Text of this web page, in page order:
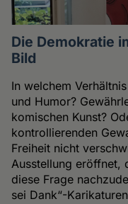
Die Demokratie
Bild
In welchem
und Humor?
komischen Kunst?
kontrollierenden
Freiheit nicht
Ausstellung eröffnet,
diese Frage
sei Dank“-